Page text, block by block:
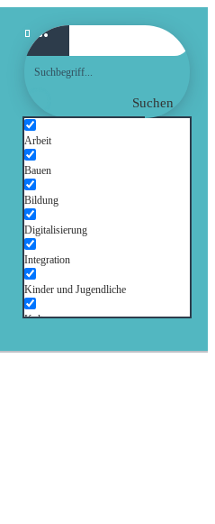
Suchen
Arbeit
Bauen
Bildung
Digitalisierung
Integration
Kinder und Jugendliche
Kultur
Mobilität